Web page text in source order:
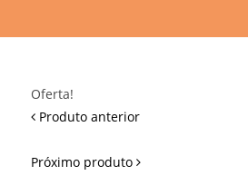
Oferta!
Produto anterior
Próximo produto